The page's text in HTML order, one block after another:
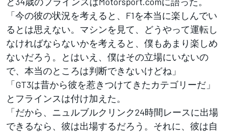
「今の彼の状況を考えると、F1を本当に楽しんでい
るとは思えない。マシンを見て、どうやって運転し
なければならないかを考えると、僕もあまり楽しめ
ないだろう。とはいえ、僕はその立場にいないの
で、本当のところは判断できないけどね」
「GT3は昔から彼を惹きつけてきたカテゴリーだ」
とフラインスは付け加えた。
「だから、ニュルブルクリンク24時間レースに出場
できるなら、彼は出場するだろう。それに、彼は自